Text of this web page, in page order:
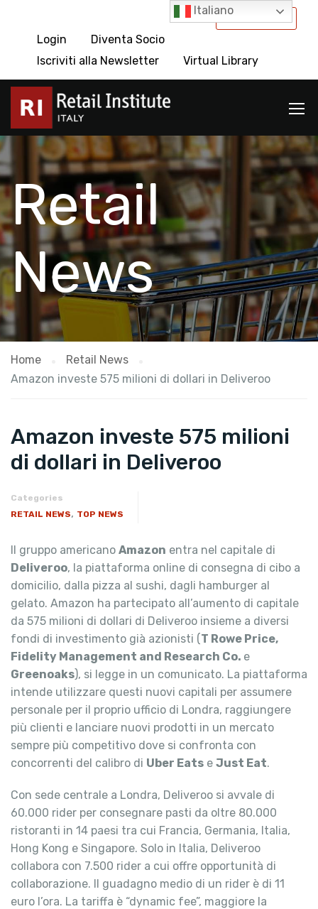
International
Login
Diventa Socio
Iscriviti alla Newsletter
Virtual Library
Retail
News
Home
Retail News
Amazon investe 575 milioni di dollari in Deliveroo
Amazon investe 575 milioni
di dollari in Deliveroo
Categories
RETAIL NEWS, TOP NEWS
Il gruppo americano Amazon entra nel capitale di
Deliveroo, la piattaforma online di consegna di cibo a
domicilio, dalla pizza al sushi, dagli hamburger al
gelato. Amazon ha partecipato all’aumento di capitale
da 575 milioni di dollari di Deliveroo insieme a diversi
fondi di investimento già azionisti (T Rowe Price,
Fidelity Management and Research Co. e
Greenoaks), si legge in un comunicato. La piattaforma
intende utilizzare questi nuovi capitali per assumere
personale per il proprio ufficio di Londra, raggiungere
più clienti e lanciare nuovi prodotti in un mercato
sempre più competitivo dove si confronta con
concorrenti del calibro di Uber Eats e Just Eat.
Con sede centrale a Londra, Deliveroo si avvale di
60.000 rider per consegnare pasti da oltre 80.000
ristoranti in 14 paesi tra cui Francia, Germania, Italia,
Hong Kong e Singapore. Solo in Italia, Deliveroo
collabora con 7.500 rider a cui offre opportunità di
collaborazione. Il guadagno medio di un rider è di 11
euro l’ora. La tariffa è “dynamic fee”, maggiore la
Italiano